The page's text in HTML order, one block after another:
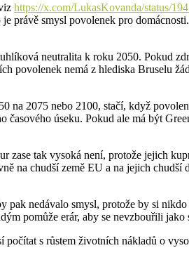
https://x.com/LukasKovanda/status/
právě smysl povolenek pro
neutralita k roku 2050. Pokud
povolenek nemá z hlediska Bruselu
2075 nebo 2100, stačí, když
úseku. Pokud ale má být
tak vysoká není, protože jejich
na chudší země EU a na jejich chudší
nedávalo smysl, protože by si nikdo
pomůže erár, aby se nevzbouřili jako
počítat s růstem životních nákladů o